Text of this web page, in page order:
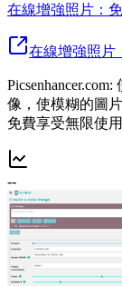
在線增強照片：
在線增強照片
像，使模糊的圖
免費享受無限使用
--